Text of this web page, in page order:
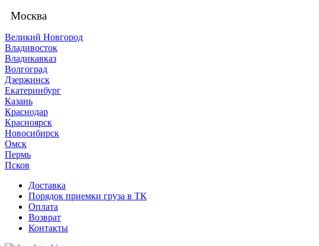
Москва
Великий Новгород
Владивосток
Владикавказ
Волгоград
Дзержинск
Екатеринбург
Казань
Краснодар
Красноярск
Новосибирск
Омск
Пермь
Псков
Доставка
Порядок приемки груза в ТК
Оплата
Возврат
Контакты